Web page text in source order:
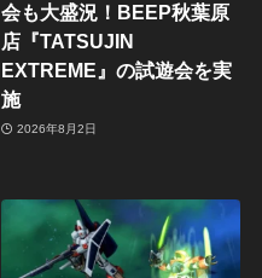
会も大盛況！BEEP秋葉原
店『TATSUJIN
EXTREME』の試遊会を実
施
2026年8月2日